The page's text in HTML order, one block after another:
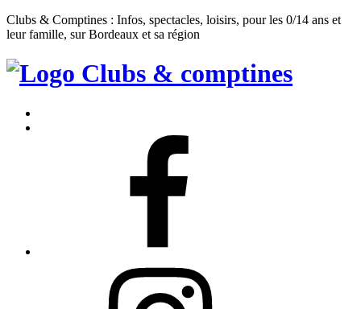
Clubs & Comptines : Infos, spectacles, loisirs, pour les 0/14 ans et
leur famille, sur Bordeaux et sa région
Clubs
Comptines